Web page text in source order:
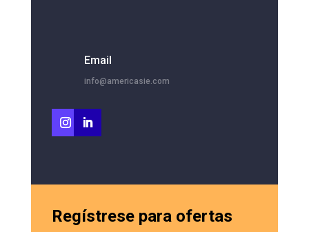
Email
info@americasie.com
Regístrese para ofertas